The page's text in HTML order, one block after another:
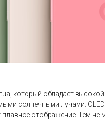
который обладает высокой
солнечными лучами.
отображение. Тем не